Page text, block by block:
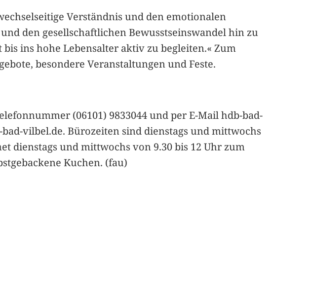
Verständnis und den emotionalen
den gesellschaftlichen Bewusstseinswandel hin zu
ins hohe Lebensalter aktiv zu begleiten.« Zum
besondere Veranstaltungen und Feste.
(06101) 9833044 und per E-Mail hdb-bad-
vilbel.de. Bürozeiten sind dienstags und mittwochs
dienstags und mittwochs von 9.30 bis 12 Uhr zum
Kuchen. (fau)